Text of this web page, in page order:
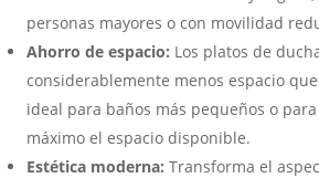
personas mayores o con movilidad
Ahorro de espacio: Los platos de
considerablemente menos espacio
ideal para baños más pequeños o
máximo el espacio disponible.
Estética moderna: Transforma el